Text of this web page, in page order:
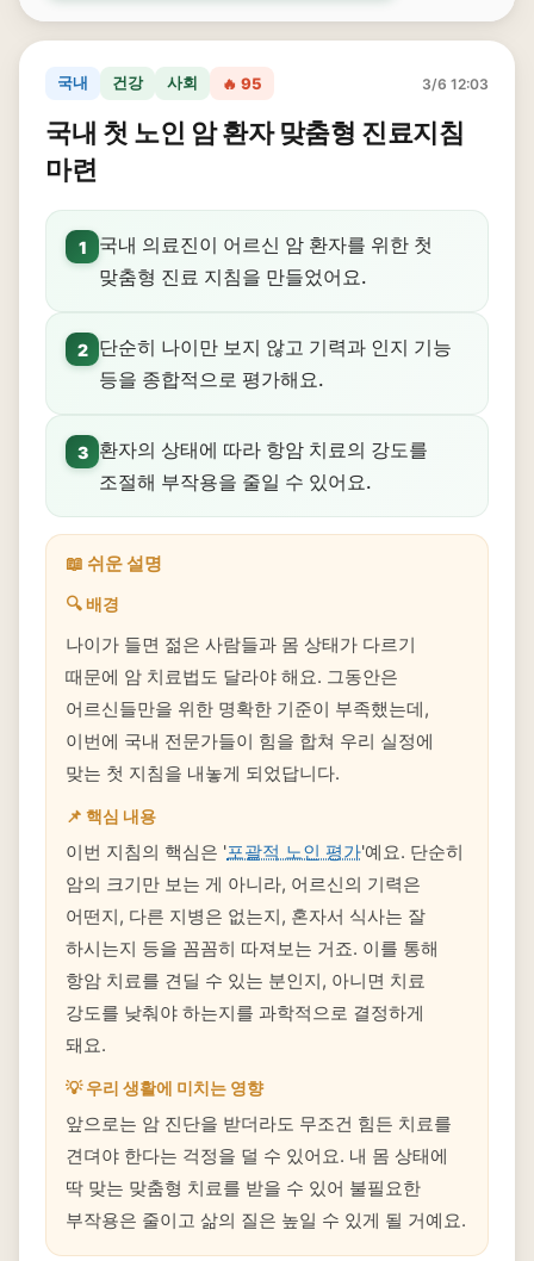
국내 건강 사회 🔥 95 3/6 12:03
국내 첫 노인 암 환자 맞춤형 진료지침
마련
1
국내 의료진이 어르신 암 환자를 위한 첫
맞춤형 진료 지침을 만들었어요.
2
단순히 나이만 보지 않고 기력과 인지 기능
등을 종합적으로 평가해요.
3
환자의 상태에 따라 항암 치료의 강도를
조절해 부작용을 줄일 수 있어요.
📖 쉬운 설명
🔍 배경
나이가 들면 젊은 사람들과 몸 상태가 다르기
때문에 암 치료법도 달라야 해요. 그동안은
어르신들만을 위한 명확한 기준이 부족했는데,
이번에 국내 전문가들이 힘을 합쳐 우리 실정에
맞는 첫 지침을 내놓게 되었답니다.
📌 핵심 내용
이번 지침의 핵심은 '포괄적 노인 평가'예요. 단순히
암의 크기만 보는 게 아니라, 어르신의 기력은
어떤지, 다른 지병은 없는지, 혼자서 식사는 잘
하시는지 등을 꼼꼼히 따져보는 거죠. 이를 통해
항암 치료를 견딜 수 있는 분인지, 아니면 치료
강도를 낮춰야 하는지를 과학적으로 결정하게
돼요.
💡 우리 생활에 미치는 영향
앞으로는 암 진단을 받더라도 무조건 힘든 치료를
견뎌야 한다는 걱정을 덜 수 있어요. 내 몸 상태에
딱 맞는 맞춤형 치료를 받을 수 있어 불필요한
부작용은 줄이고 삶의 질은 높일 수 있게 될 거예요.